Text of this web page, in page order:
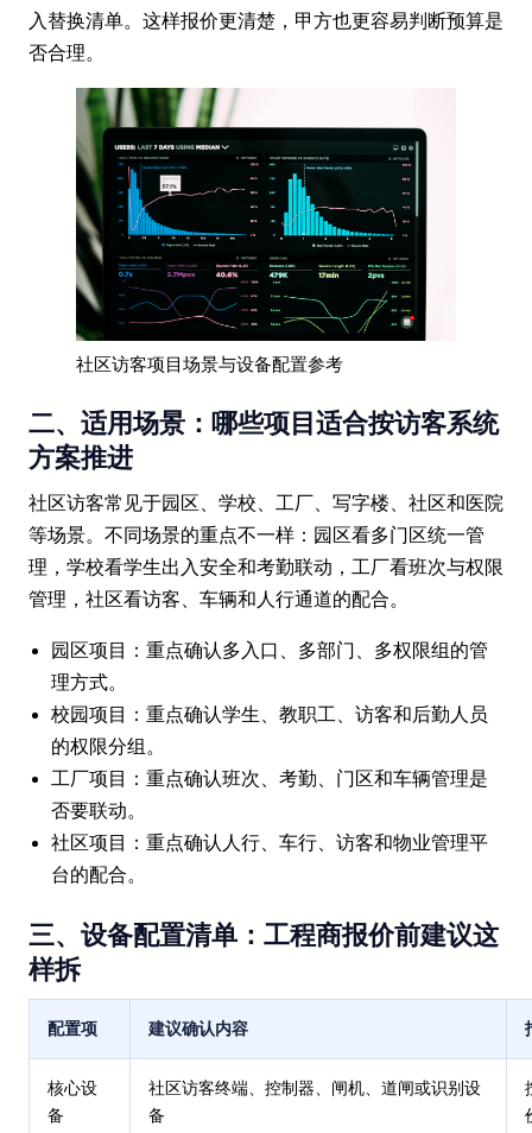
入替换清单。这样报价更清楚，甲方也更容易判断预算是
否合理。
社区访客项目场景与设备配置参考
二、适用场景：哪些项目适合按访客系统
方案推进
社区访客常见于园区、学校、工厂、写字楼、社区和医院
等场景。不同场景的重点不一样：园区看多门区统一管
理，学校看学生出入安全和考勤联动，工厂看班次与权限
管理，社区看访客、车辆和人行通道的配合。
园区项目：重点确认多入口、多部门、多权限组的管
理方式。
校园项目：重点确认学生、教职工、访客和后勤人员
的权限分组。
工厂项目：重点确认班次、考勤、门区和车辆管理是
否要联动。
社区项目：重点确认人行、车行、访客和物业管理平
台的配合。
三、设备配置清单：工程商报价前建议这
样拆
配置项 建议确认内容
核心设
备
社区访客终端、控制器、闸机、道闸或识别设
备